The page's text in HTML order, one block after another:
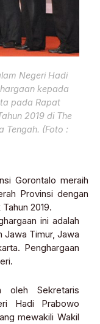
Negeri Hadi
kepada
pada Rapat
2019 di The
Tengah. (Foto :
Gorontalo meraih
Provinsi dengan
2019.
ini adalah
Jawa Timur, Jawa
Penghargaan
oleh Sekretaris
Hadi Prabowo
mewakili Wakil